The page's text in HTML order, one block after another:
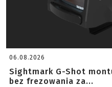
06.08.2026
Sightmark G-Shot
bez frezowania za...